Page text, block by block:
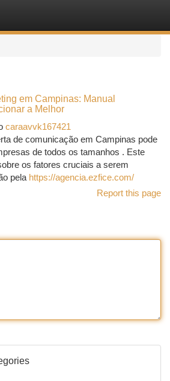
em Campinas: Manual
a Melhor
caraavvk167421
de comunicação em Campinas pode
de todos os tamanhos . Este
os fatores cruciais a serem
pela https://agencia.ezfice.com/
Report this page